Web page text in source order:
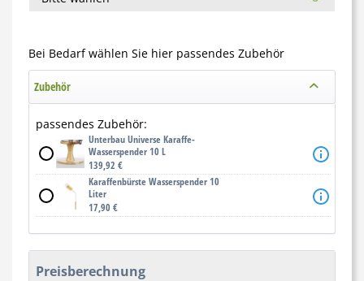
Bei Bedarf wählen Sie hier passendes Zubehör
Zubehör
passendes Zubehör:
Unterbau Universe Karaffe-
Wasserspender 10 L
139,92 €
Karaffenbürste Wasserspender 10
Liter
17,90 €
Preisberechnung